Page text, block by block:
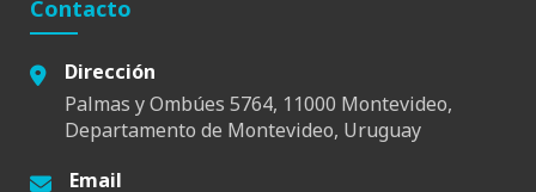
Contacto
Dirección
Palmas y Ombúes 5764, 11000 Montevideo,
Departamento de Montevideo, Uruguay
Email